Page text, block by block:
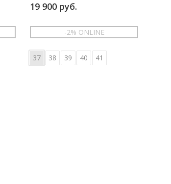
19 900 руб.
-2% ONLINE
37 38 39 40 41